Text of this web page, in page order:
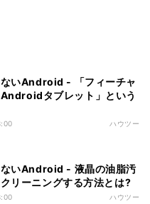
いAndroid - 「フィーチャ
タブレット」という
ハウツー
いAndroid - 液晶の油脂汚
リーニングする方法とは?
ハウツー